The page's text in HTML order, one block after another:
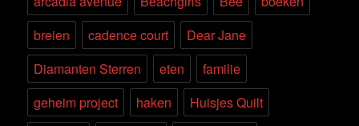
breien
cadence court
Dear Jane
Diamanten Sterren
eten
familie
geheim project
haken
Huisjes Quilt